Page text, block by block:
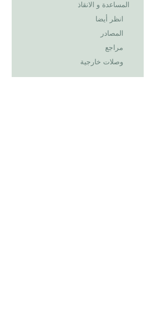
المساعدة و الانقاذ
انظر أيضا
المصادر
مراجع
وصلات خارجية